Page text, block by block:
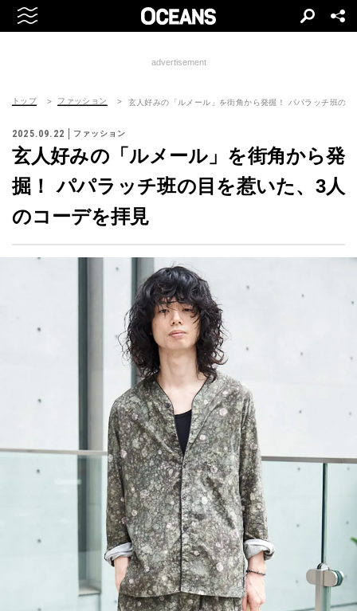
advertisement
トップ ファッション 玄人好みの「ルメール」を街角から発掘！ パパラッチ班の
2025.09.22 ファッション
玄人好みの「ルメール」を街角から発
掘！ パパラッチ班の目を惹いた、3人
のコーデを拝見